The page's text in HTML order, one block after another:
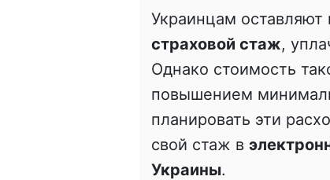
Украинцам
страховой стаж,
Однако стоимость
повышением
планировать эти
свой стаж в
Украины.